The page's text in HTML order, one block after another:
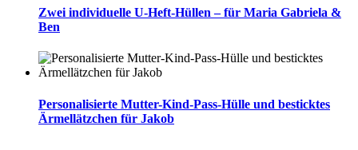
Zwei individuelle U-Heft-Hüllen – für Maria Gabriela &
Ben
Personalisierte Mutter-Kind-Pass-Hülle und besticktes
Ärmellätzchen für Jakob